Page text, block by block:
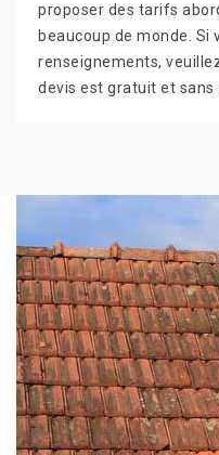
proposer des tarifs
beaucoup de monde. Si
renseignements,
devis est gratuit et sans